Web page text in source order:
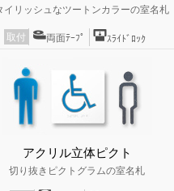
イリッシュなツートンカラーの室名札
取付 両面ﾃｰﾌﾟ ｽﾗｲﾄﾞﾛｯｸ
アクリル立体ピクト
切り抜きピクトグラムの室名札